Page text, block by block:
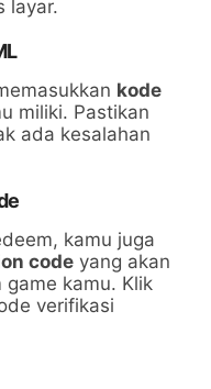
layar.
kode
miliki. Pastikan
ada kesalahan
kamu juga
code yang akan
kamu. Klik
verifikasi